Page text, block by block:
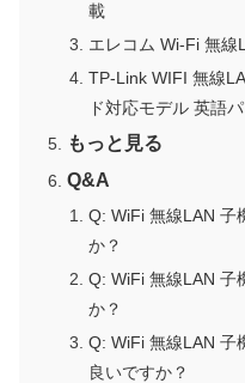
載
エレコム Wi-Fi 無線
TP-Link WIFI 無線
ド対応モデル 英語
もっと見る
Q&A
Q: WiFi 無線LAN 子
か？
Q: WiFi 無線LAN 子
か？
Q: WiFi 無線LAN 子
良いですか？